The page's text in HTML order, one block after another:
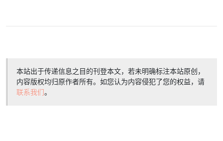
本站出于传递信息之目的刊登本文，若未明确标注本站原创，
内容版权均归原作者所有。如您认为内容侵犯了您的权益，请
联系我们。